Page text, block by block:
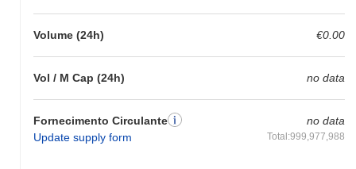
Volume (24h) €0.00
Vol / M Cap (24h) no data
Fornecimento Circulante
Update supply form
no data
Total:999,977,988